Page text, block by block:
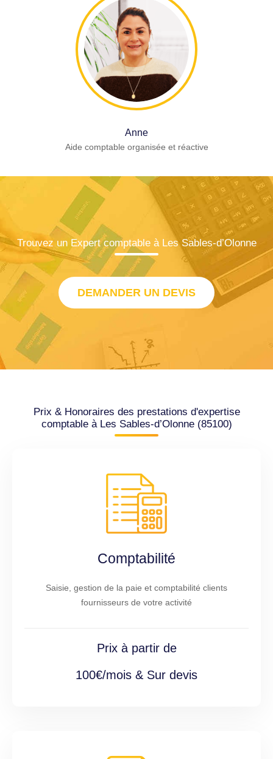
Anne
Aide comptable organisée et réactive
Trouvez un Expert comptable à Les Sables-d’Olonne
DEMANDER UN DEVIS
Prix & Honoraires des prestations d'expertise
comptable à Les Sables-d’Olonne (85100)
Comptabilité
Saisie, gestion de la paie et comptabilité clients
fournisseurs de votre activité
Prix à partir de
100€/mois & Sur devis